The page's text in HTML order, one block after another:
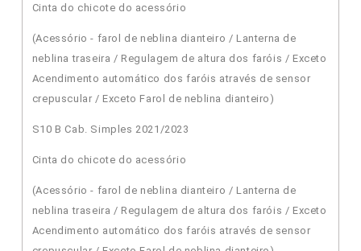
Cinta do chicote do acessório
(Acessório - farol de neblina dianteiro / Lanterna de
neblina traseira / Regulagem de altura dos faróis / Exceto
Acendimento automático dos faróis através de sensor
crepuscular / Exceto Farol de neblina dianteiro)
S10 B Cab. Simples 2021/2023
Cinta do chicote do acessório
(Acessório - farol de neblina dianteiro / Lanterna de
neblina traseira / Regulagem de altura dos faróis / Exceto
Acendimento automático dos faróis através de sensor